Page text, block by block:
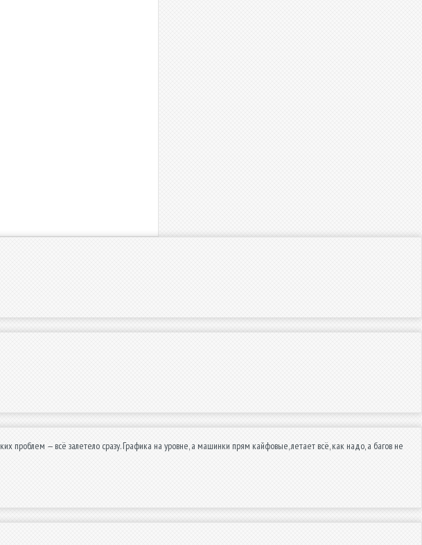
проблем — всё залетело сразу. Графика на уровне, а машинки прям кайфовые, летает всё, как надо, а багов не